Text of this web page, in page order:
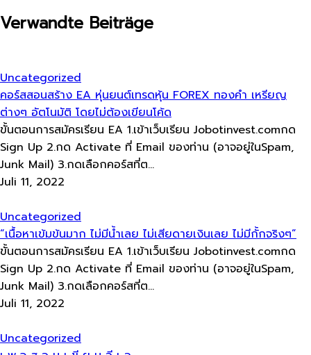
Verwandte Beiträge
Uncategorized
คอร์สสอนสร้าง EA หุ่นยนต์เทรดหุ้น FOREX ทองคำ เหรียญ
ต่างๆ อัตโนมัติ โดยไม่ต้องเขียนโค้ด
ขั้นตอนการสมัครเรียน EA 1.เข้าเว็บเรียน Jobotinvest.comกด
Sign Up 2.กด Activate ที่ Email ของท่าน (อาจอยู่ในSpam,
Junk Mail) 3.กดเลือกคอร์สที่ต...
Juli 11, 2022
Uncategorized
“เนื้อหาเข้มข้นมาก ไม่มีน้ำเลย ไม่เสียดายเงินเลย ไม่มีกั้กจริงๆ”
ขั้นตอนการสมัครเรียน EA 1.เข้าเว็บเรียน Jobotinvest.comกด
Sign Up 2.กด Activate ที่ Email ของท่าน (อาจอยู่ในSpam,
Junk Mail) 3.กดเลือกคอร์สที่ต...
Juli 11, 2022
Uncategorized